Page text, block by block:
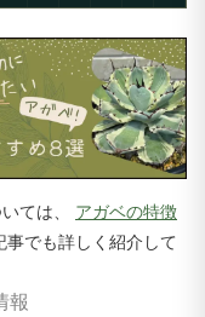
ては、 アガベの特徴
事でも詳しく紹介して
報